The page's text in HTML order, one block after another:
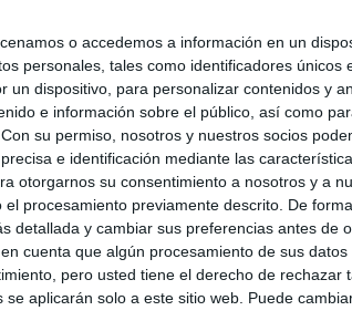
o accedemos a información en un
personales, tales como identificadores únicos
un dispositivo, para personalizar contenidos y
e información sobre el público, así como
su permiso, nosotros y nuestros socios
e identificación mediante las
otorgarnos su consentimiento a nosotros y a
procesamiento previamente descrito. De
detallada y cambiar sus preferencias antes de
cuenta que algún procesamiento de sus
pero usted tiene el derecho de rechazar
aplicarán solo a este sitio web. Puede
la Comunidad de Madrid no era para
Chamberí por 6,3 millones de euros
del